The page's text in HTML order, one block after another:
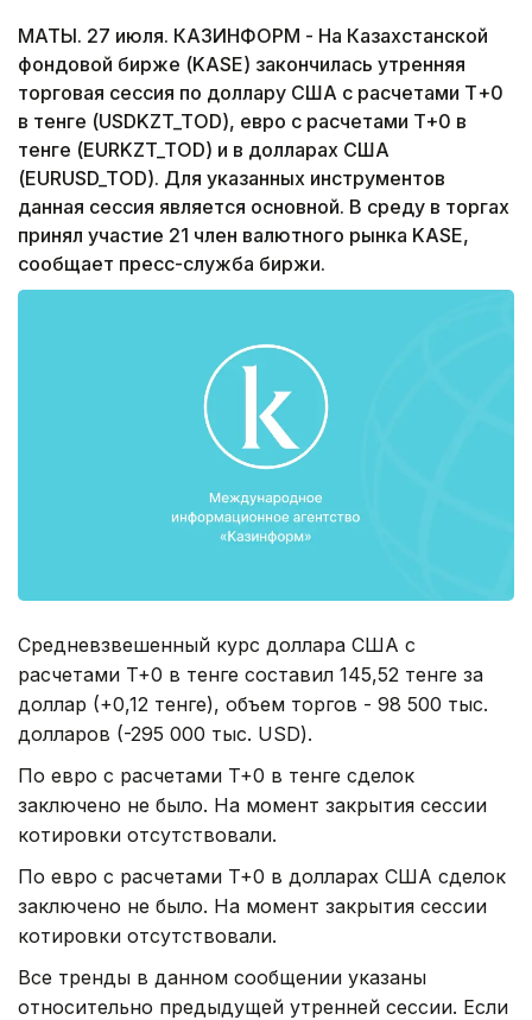
МАТЫ. 27 июля. КАЗИНФОРМ - На Казахстанской
фондовой бирже (KASE) закончилась утренняя
торговая сессия по доллару США с расчетами Т+0
в тенге (USDKZT_TOD), евро с расчетами T+0 в
тенге (EURKZT_TOD) и в долларах США
(EURUSD_TOD). Для указанных инструментов
данная сессия является основной. В среду в торгах
принял участие 21 член валютного рынка KASE,
сообщает пресс-служба биржи.
Средневзвешенный курс доллара США с
расчетами T+0 в тенге составил 145,52 тенге за
доллар (+0,12 тенге), объем торгов - 98 500 тыс.
долларов (-295 000 тыс. USD).
По евро с расчетами T+0 в тенге сделок
заключено не было. На момент закрытия сессии
котировки отсутствовали.
По евро с расчетами T+0 в долларах США сделок
заключено не было. На момент закрытия сессии
котировки отсутствовали.
Все тренды в данном сообщении указаны
относительно предыдущей утренней сессии. Если